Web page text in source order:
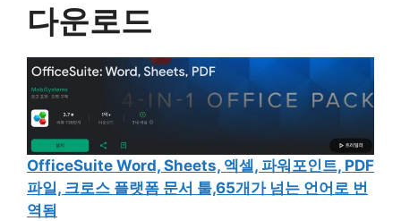
다운로드
OfficeSuite Word, Sheets, 엑셀, 파워포인트, PDF
파일, 크로스 플랫폼 문서 툴,65개가 넘는 언어로 번
역됨